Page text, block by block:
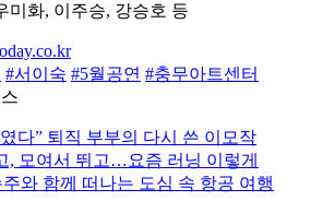
미화, 이주승, 강승호 등
#서이숙 #5월공연 #충무아트센터
다” 퇴직 부부의 다시 쓴 이모작
, 모여서 뛰고…요즘 러닝 이렇게
와 함께 떠나는 도심 속 항공 여행